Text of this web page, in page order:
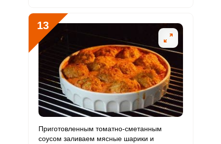
13
Приготовленным томатно-сметанным
соусом заливаем мясные шарики и